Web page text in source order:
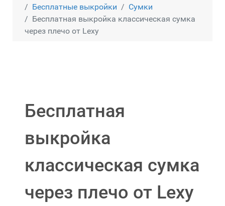
Бесплатные выкройки
Сумки
Бесплатная выкройка классическая сумка
через плечо от Lexy
Бесплатная
выкройка
классическая сумка
через плечо от Lexy